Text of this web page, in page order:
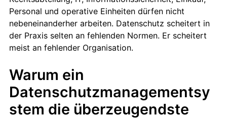
Personal und operative Einheiten dürfen nicht
nebeneinanderher arbeiten. Datenschutz scheitert in
der Praxis selten an fehlenden Normen. Er scheitert
meist an fehlender Organisation.
Warum ein
Datenschutzmanagementsy
stem die überzeugendste